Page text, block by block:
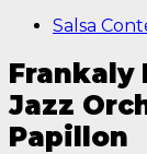
Salsa
Frankaly
Jazz
Papillon